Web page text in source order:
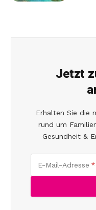
Jetzt
Erhalten Sie die
rund um
Gesundheit &
E-Mail-Adresse